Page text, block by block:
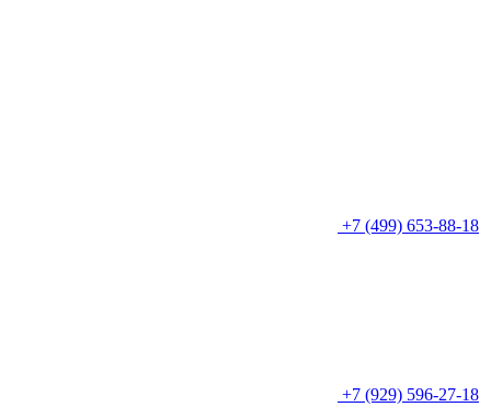
+7 (499) 653-88-18
+7 (929) 596-27-18